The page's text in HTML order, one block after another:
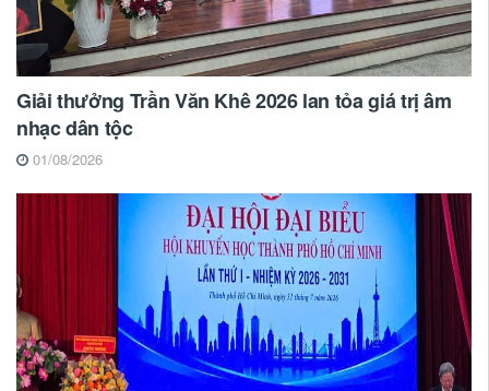
Giải thưởng Trần Văn Khê 2026 lan tỏa giá trị âm
nhạc dân tộc
01/08/2026